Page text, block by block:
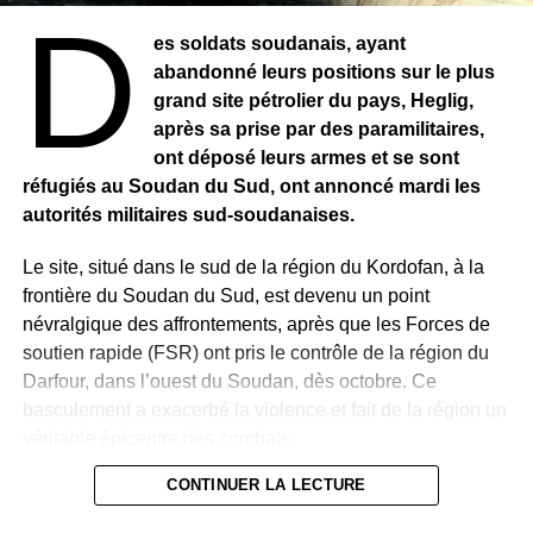
ont déjà fait des milliers de morts et déstabilisé la vie de
plusieurs régions entières dans ces pays.
RELATED TOPICS:
MAROC – De nombreux migrants morts dans une
bousculade
ALBINISME – 13 juin : une journée pour
réaffirmer l’humanité des albinos
D
es soldats soudanais, ayant
abandonné leurs positions sur le plus
grand site pétrolier du pays, Heglig,
après sa prise par des paramilitaires,
ont déposé leurs armes et se sont
réfugiés au Soudan du Sud, ont annoncé mardi les
autorités militaires sud-soudanaises.
Le site, situé dans le sud de la région du Kordofan, à la
frontière du Soudan du Sud, est devenu un point
névralgique des affrontements, après que les Forces de
soutien rapide (FSR) ont pris le contrôle de la région du
Darfour, dans l’ouest du Soudan, dès octobre. Ce
basculement a exacerbé la violence et fait de la région un
Dans un communiqué publié lundi, les FSR ont
CONTINUER LA LECTURE